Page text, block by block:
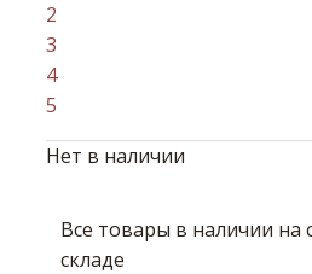
2
3
4
5
Нет в наличии
Все товары в наличии на
складе